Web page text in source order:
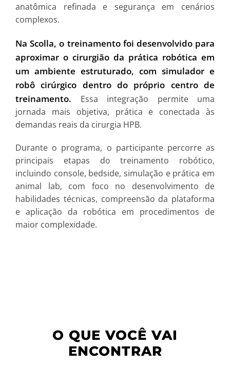
anatômica refinada e segurança em cenários
complexos.
Na Scolla, o treinamento foi desenvolvido para
aproximar o cirurgião da prática robótica em
um ambiente estruturado, com simulador e
robô cirúrgico dentro do próprio centro de
treinamento. Essa integração permite uma
jornada mais objetiva, prática e conectada às
demandas reais da cirurgia HPB.
Durante o programa, o participante percorre as
principais etapas do treinamento robótico,
incluindo console, bedside, simulação e prática em
animal lab, com foco no desenvolvimento de
habilidades técnicas, compreensão da plataforma
e aplicação da robótica em procedimentos de
maior complexidade.
O QUE VOCÊ VAI
ENCONTRAR